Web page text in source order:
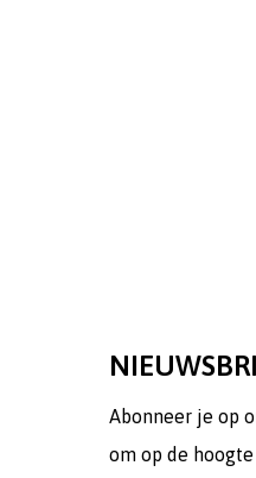
Abonneer je op
om op de